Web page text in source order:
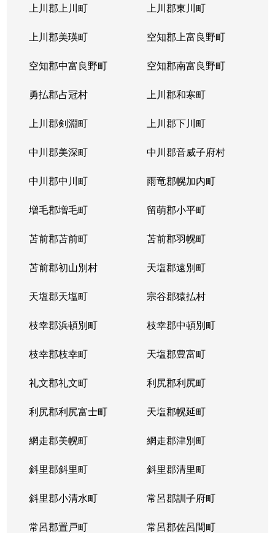
上川郡上川町 上川郡東川町
上川郡美瑛町 空知郡上富良野町
空知郡中富良野町 空知郡南富良野町
勇払郡占冠村 上川郡和寒町
上川郡剣淵町 上川郡下川町
中川郡美深町 中川郡音威子府村
中川郡中川町 雨竜郡幌加内町
増毛郡増毛町 留萌郡小平町
苫前郡苫前町 苫前郡羽幌町
苫前郡初山別村 天塩郡遠別町
天塩郡天塩町 宗谷郡猿払村
枝幸郡浜頓別町 枝幸郡中頓別町
枝幸郡枝幸町 天塩郡豊富町
礼文郡礼文町 利尻郡利尻町
利尻郡利尻富士町 天塩郡幌延町
網走郡美幌町 網走郡津別町
斜里郡斜里町 斜里郡清里町
斜里郡小清水町 常呂郡訓子府町
常呂郡置戸町 常呂郡佐呂間町